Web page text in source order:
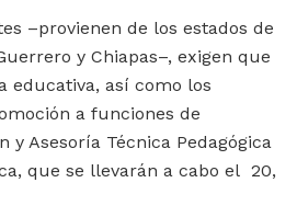
–provienen de los estados de
y Chiapas–, exigen que
educativa, así como los
a funciones de
y Asesoría Técnica Pedagógica
que se llevarán a cabo el 20,